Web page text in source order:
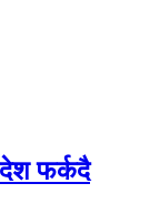
फर्कदै